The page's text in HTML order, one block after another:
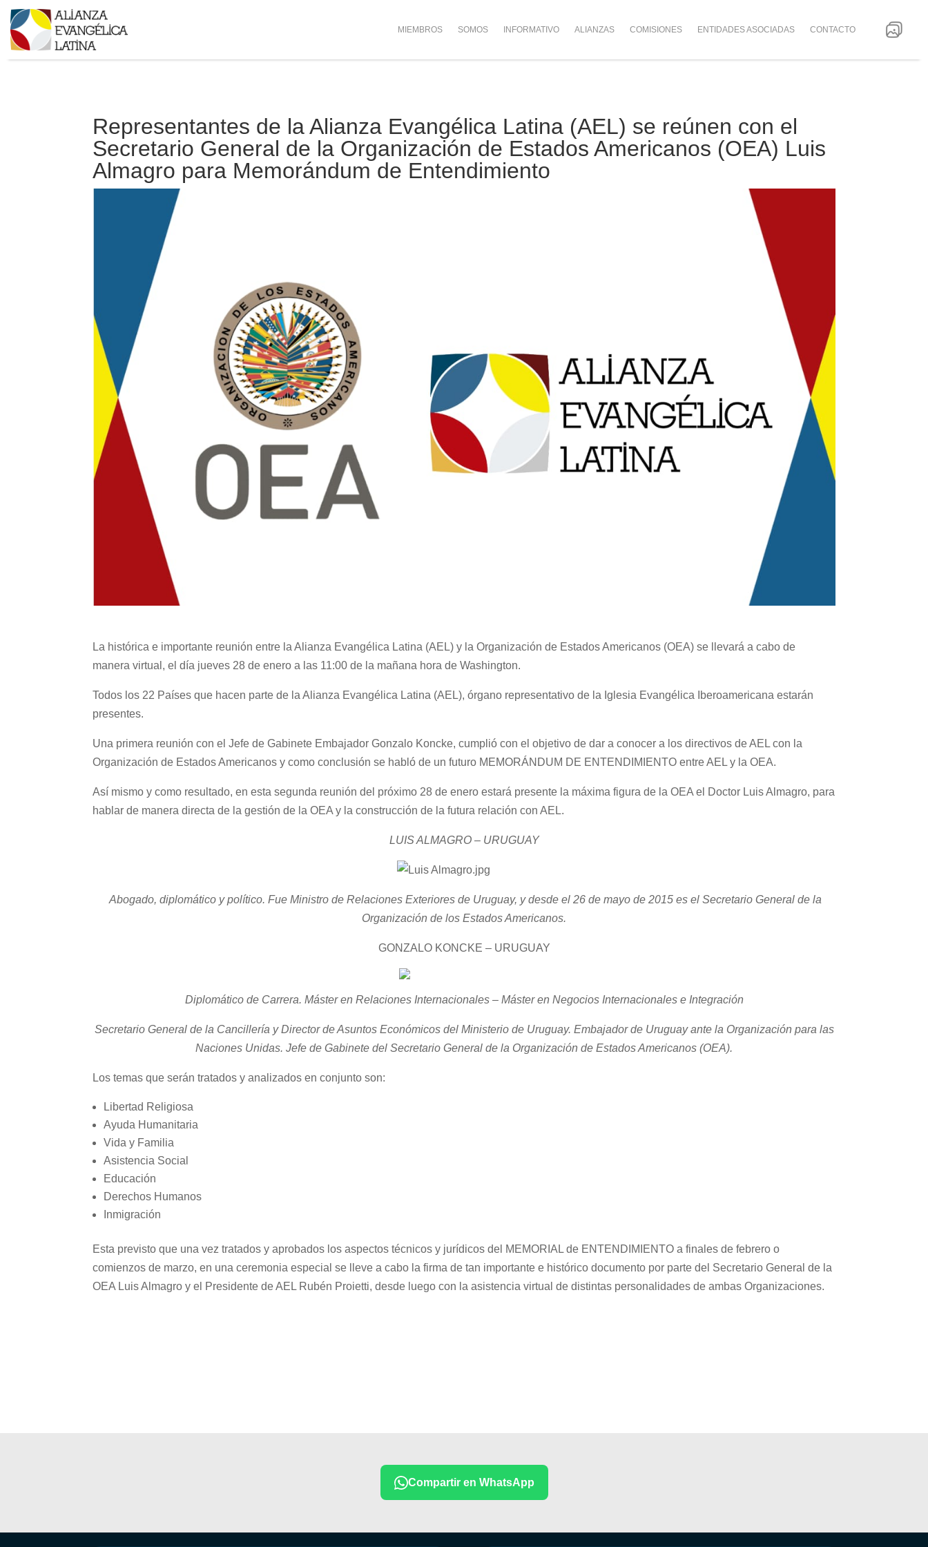
MIEMBROS SOMOS INFORMATIVO ALIANZAS COMISIONES ENTIDADES ASOCIADAS CONTACTO
Representantes de la Alianza Evangélica Latina (AEL) se reúnen con el
Secretario General de la Organización de Estados Americanos (OEA) Luis
Almagro para Memorándum de Entendimiento
La histórica e importante reunión entre la Alianza Evangélica Latina (AEL) y la Organización de Estados Americanos (OEA) se llevará a cabo de
manera virtual, el día jueves 28 de enero a las 11:00 de la mañana hora de Washington.
Todos los 22 Países que hacen parte de la Alianza Evangélica Latina (AEL), órgano representativo de la Iglesia Evangélica Iberoamericana estarán
presentes.
Una primera reunión con el Jefe de Gabinete Embajador Gonzalo Koncke, cumplió con el objetivo de dar a conocer a los directivos de AEL con la
Organización de Estados Americanos y como conclusión se habló de un futuro MEMORÁNDUM DE ENTENDIMIENTO entre AEL y la OEA.
Así mismo y como resultado, en esta segunda reunión del próximo 28 de enero estará presente la máxima figura de la OEA el Doctor Luis Almagro, para
hablar de manera directa de la gestión de la OEA y la construcción de la futura relación con AEL.
LUIS ALMAGRO – URUGUAY
Abogado, diplomático y político. Fue Ministro de Relaciones Exteriores de Uruguay, y desde el 26 de mayo de 2015 es el Secretario General de la
Organización de los Estados Americanos.
GONZALO KONCKE – URUGUAY
Diplomático de Carrera. Máster en Relaciones Internacionales – Máster en Negocios Internacionales e Integración
Secretario General de la Cancillería y Director de Asuntos Económicos del Ministerio de Uruguay. Embajador de Uruguay ante la Organización para las
Naciones Unidas. Jefe de Gabinete del Secretario General de la Organización de Estados Americanos (OEA).
Los temas que serán tratados y analizados en conjunto son:
Libertad Religiosa
Ayuda Humanitaria
Vida y Familia
Asistencia Social
Educación
Derechos Humanos
Inmigración
Esta previsto que una vez tratados y aprobados los aspectos técnicos y jurídicos del MEMORIAL de ENTENDIMIENTO a finales de febrero o
comienzos de marzo, en una ceremonia especial se lleve a cabo la firma de tan importante e histórico documento por parte del Secretario General de la
OEA Luis Almagro y el Presidente de AEL Rubén Proietti, desde luego con la asistencia virtual de distintas personalidades de ambas Organizaciones.
Compartir en WhatsApp